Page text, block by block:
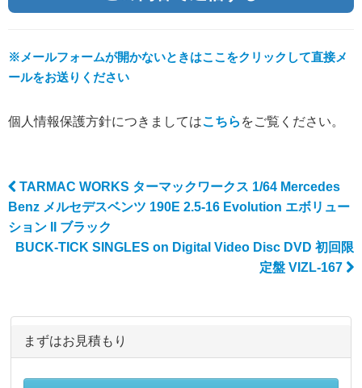
※メールフォームが開かないときはここをクリックして直接メ
ールをお送りください
個人情報保護方針につきましてはこちら をご覧ください。
Post navigation
TARMAC WORKS ターマックワークス 1/64 Mercedes
Benz メルセデスベンツ 190E 2.5-16 Evolution エボリュー
ション II ブラック
BUCK-TICK SINGLES on Digital Video Disc DVD 初回限
定盤 VIZL-167
まずはお見積もり